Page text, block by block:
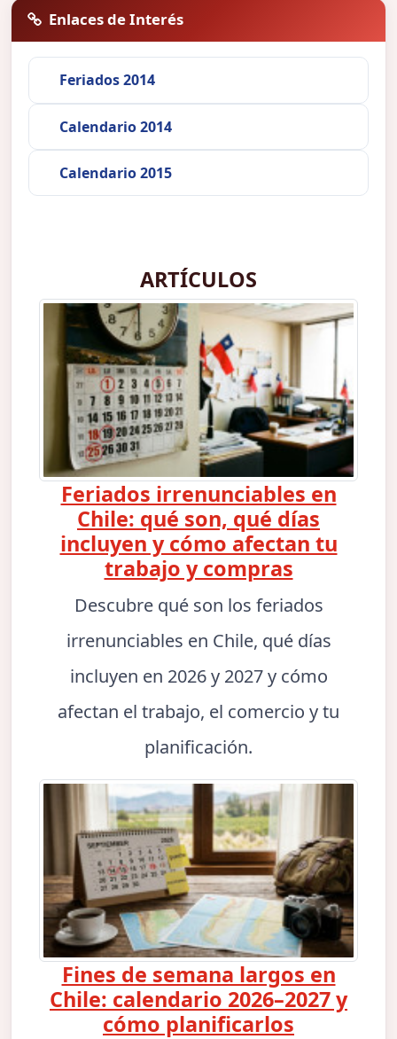
Enlaces de Interés
Feriados 2014
Calendario 2014
Calendario 2015
ARTÍCULOS
Feriados irrenunciables en
Chile: qué son, qué días
incluyen y cómo afectan tu
trabajo y compras
Descubre qué son los feriados
irrenunciables en Chile, qué días
incluyen en 2026 y 2027 y cómo
afectan el trabajo, el comercio y tu
planificación.
Fines de semana largos en
Chile: calendario 2026–2027 y
cómo planificarlos